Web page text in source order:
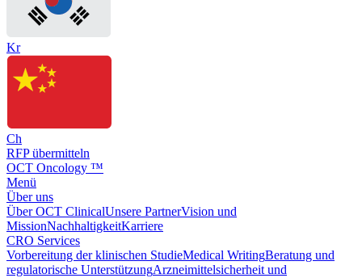
Kr
Ch
RFP übermitteln
OCT Oncology ™
Menü
Über uns
Über OCT ClinicalUnsere PartnerVision und
MissionNachhaltigkeitKarriere
CRO Services
Vorbereitung der klinischen StudieMedical WritingBeratung und
regulatorische UnterstützungArzneimittelsicherheit und